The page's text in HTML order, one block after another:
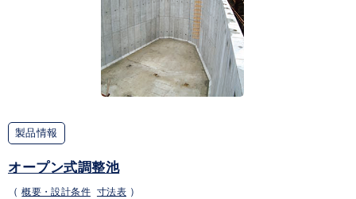
製品情報
オープン式調整池
（ 概要・設計条件 寸法表 ）